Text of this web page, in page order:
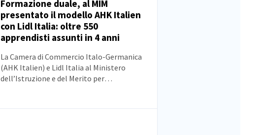
NOTIZIE
Formazione duale, al MIM
presentato il modello AHK Italien
con Lidl Italia: oltre 550
apprendisti assunti in 4 anni
La Camera di Commercio Italo-Germanica
(AHK Italien) e Lidl Italia al Ministero
dell’Istruzione e del Merito per
Presentato il modello di alto